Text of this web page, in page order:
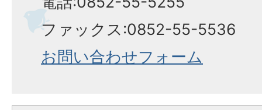
ファックス:0852-55-5536
お問い合わせフォーム